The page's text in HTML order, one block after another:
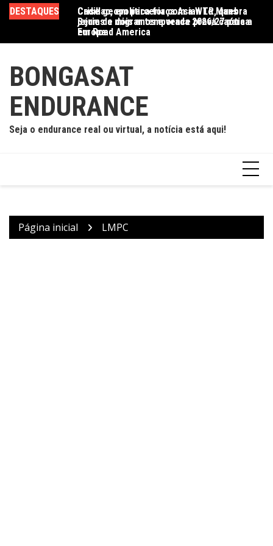
para
conteúdo
DESTAQUES
Crise geopolítica força Asian Le Mans
Series a migrar temporada 2026/27 para a
Europa
Cadillac, em parceria com a WTR, quebra
jejum de dois anos e vence prova caótica
em Road America
BONGASAT
ENDURANCE
Seja o endurance real ou virtual, a notícia está aqui!
Página inicial LMPC